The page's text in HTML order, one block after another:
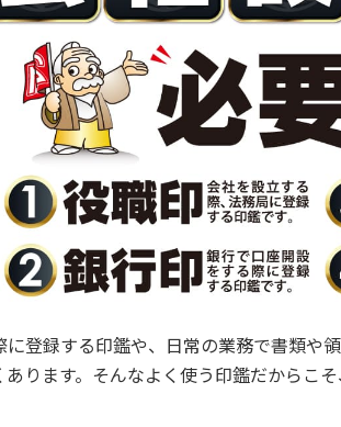
に登録する印鑑や、日常の業務で書類や
あります。そんなよく使う印鑑だからこ